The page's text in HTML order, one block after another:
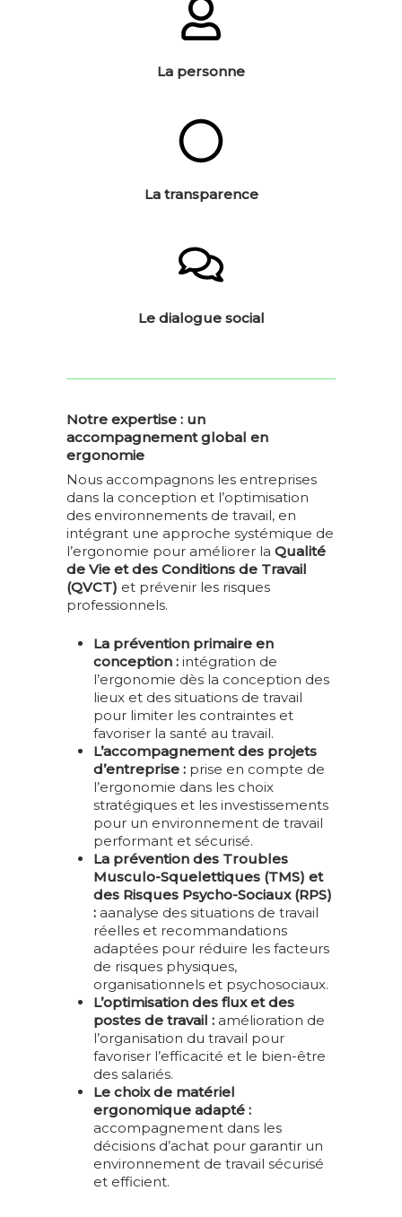
La personne
La transparence
Le dialogue social
Notre expertise : un
accompagnement global en
ergonomie
Nous accompagnons les entreprises
dans la conception et l’optimisation
des environnements de travail, en
intégrant une approche systémique de
l’ergonomie pour améliorer la Qualité
de Vie et des Conditions de Travail
(QVCT) et prévenir les risques
professionnels.
La prévention primaire en
conception : intégration de
l’ergonomie dès la conception des
lieux et des situations de travail
pour limiter les contraintes et
favoriser la santé au travail.
L’accompagnement des projets
d’entreprise : prise en compte de
l’ergonomie dans les choix
stratégiques et les investissements
pour un environnement de travail
performant et sécurisé.
La prévention des Troubles
Musculo-Squelettiques (TMS) et
des Risques Psycho-Sociaux (RPS)
: aanalyse des situations de travail
réelles et recommandations
adaptées pour réduire les facteurs
de risques physiques,
organisationnels et psychosociaux.
L’optimisation des flux et des
postes de travail : amélioration de
l’organisation du travail pour
favoriser l’efficacité et le bien-être
des salariés.
Le choix de matériel
ergonomique adapté :
accompagnement dans les
décisions d’achat pour garantir un
environnement de travail sécurisé
et efficient.